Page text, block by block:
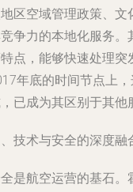
区空域管理政策、
争力的本地化服务
点，能够快速处理
年底的时间节点上
已成为其区别于其他
技术与安全的深度融
是航空运营的基石